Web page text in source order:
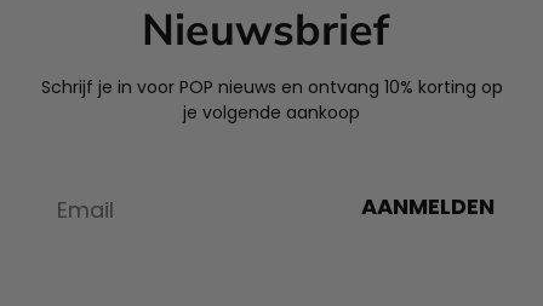
Nieuwsbrief
Schrijf je in voor POP nieuws en ontvang 10% korting op
je volgende aankoop
AANMELDEN